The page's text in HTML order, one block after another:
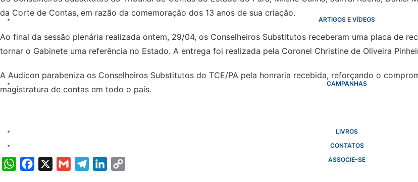
ARTIGOS E VÍDEOS
CAMPANHAS
LIVROS
CONTATOS
ASSOCIE-SE
da Corte de Contas, em razão da comemoração dos 13 anos de sua criação.
Ao final da sessão plenária realizada ontem, 29/04, os Conselheiros Substitutos receberam uma placa de
tornar o Gabinete uma referência no Estado. A entrega foi realizada pela Coronel Christine de Oliveira
A Audicon parabeniza os Conselheiros Substitutos do TCE/PA pela honraria recebida, reforçando o
magistratura de contas em todo o país.
WhatsAppFacebook Gmail TelegramLinkedIn